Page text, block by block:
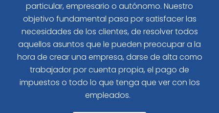
particular, empresario o autónomo. Nuestro
objetivo fundamental pasa por satisfacer las
necesidades de los clientes, de resolver todos
aquellos asuntos que le pueden preocupar a la
hora de crear una empresa, darse de alta como
trabajador por cuenta propia, el pago de
impuestos o todo lo que tenga que ver con los
empleados.